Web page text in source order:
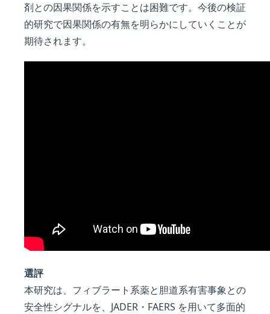
剤との因果関係を示すことは困難です。今後の検証
的研究で因果関係の有無を明らかにしていくことが
期待されます。
選評
本研究は、フィブラート系薬と胆道系有害事象との
安全性シグナルを、JADER・FAERS を用いて多面的